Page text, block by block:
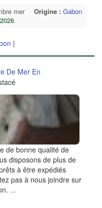
mer Origine : Gabon
|
De Mer En
de bonne qualité de
disposons de plus de
à être expédiés
pas à nous joindre sur
...